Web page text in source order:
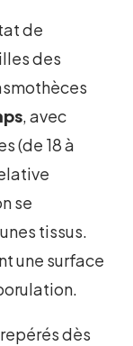
de
des
, avec
(de 18 à
se
tissus.
une surface
dès